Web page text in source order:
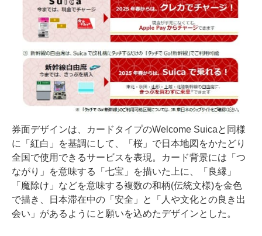
券面デザインは、カードタイプのWelcome Suicaと同様
に「紅白」を基調にして、「桜」で日本地図をかたどり
全国で使用できるサービスを表現。カード背景には「つ
ながり」を意味する「七宝」を描いた上に、「良縁」
「魔除け」などを意味する複数の和柄(伝統文様)を金色
で描き、日本滞在中の「安全」と「人や文化との良き出
会い」があるようにと願いを込めたデザインとした。